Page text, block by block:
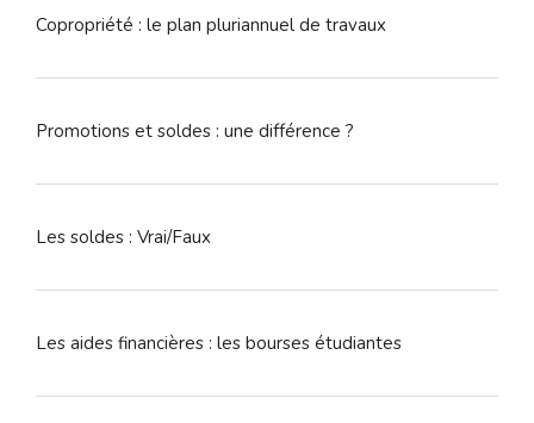
Copropriété : le plan pluriannuel de travaux
Promotions et soldes : une différence ?
Les soldes : Vrai/Faux
Les aides financières : les bourses étudiantes